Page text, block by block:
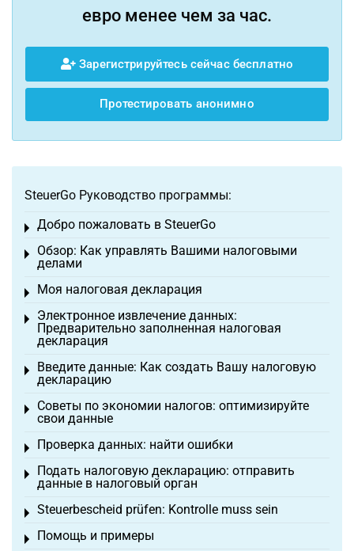
евро менее чем за час.
Зарегистрируйтесь сейчас бесплатно
Протестировать анонимно
SteuerGo Руководство программы:
Добро пожаловать в SteuerGo
Toggle menu
Обзор: Как управлять Вашими налоговыми
делами
Toggle menu
Моя налоговая декларация
Toggle menu
Электронное извлечение данных:
Предварительно заполненная налоговая
декларация
Toggle menu
Введите данные: Как создать Вашу налоговую
декларацию
Toggle menu
Советы по экономии налогов: оптимизируйте
свои данные
Toggle menu
Проверка данных: найти ошибки
Toggle menu
Подать налоговую декларацию: отправить
данные в налоговый орган
Toggle menu
Steuerbescheid prüfen: Kontrolle muss sein
Toggle menu
Помощь и примеры
Toggle menu